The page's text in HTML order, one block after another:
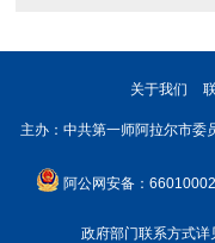
关于我们
主办：中共第一师阿拉尔市
阿公网安备：
政府部门联系方式详